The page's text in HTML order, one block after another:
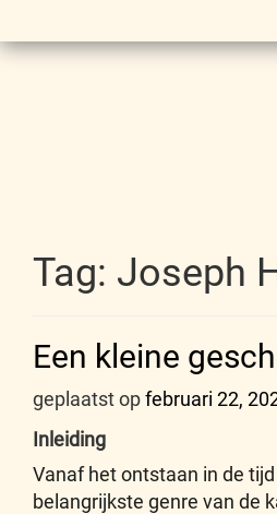
Tag: Joseph
Een kleine
geplaatst opfebruari 22,
Inleiding
Vanaf het ontstaan in de
belangrijkste genre van de